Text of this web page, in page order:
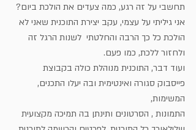
תחשבי על זה רגע, כמה צעדים את הולכת ביום?
אני גיליתי על עצמי, עקב יצירת התוכנית שאני לא
הולכת כל כך הרבה והחלטתי  לשנות הרגל זה
ולחזור ללכת, כמו פעם.
ועוד דבר, התוכנית מנוהלת כולה בקבוצת
פייסבוק סגורה ואינטימית ובה יעלו התכנים,
המשימות,
התמונות , הסרטונים ותינתן בה תמיכה מקצועית